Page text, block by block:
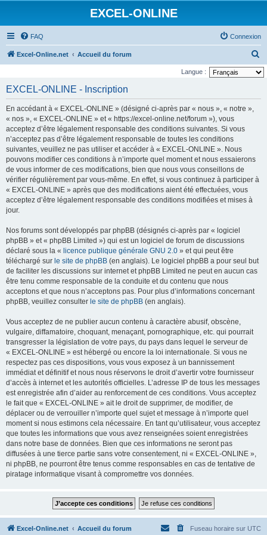
EXCEL-ONLINE
FAQ Connexion
Excel-Online.net Accueil du forum
e
Langue :
EXCEL-ONLINE - Inscription
En accédant à « EXCEL-ONLINE » (désigné ci-après par « nous », « notre »,
« nos », « EXCEL-ONLINE » et « https://excel-online.net/forum »), vous
acceptez d’être légalement responsable des conditions suivantes. Si vous
n’acceptez pas d’être légalement responsable de toutes les conditions
suivantes, veuillez ne pas utiliser et accéder à « EXCEL-ONLINE ». Nous
pouvons modifier ces conditions à n’importe quel moment et nous essaierons
de vous informer de ces modifications, bien que nous vous conseillons de
vérifier régulièrement par vous-même. En effet, si vous continuez à participer à
« EXCEL-ONLINE » après que des modifications aient été effectuées, vous
acceptez d’être légalement responsable des conditions modifiées et mises à
jour.
Nos forums sont développés par phpBB (désignés ci-après par « logiciel
phpBB » et « phpBB Limited ») qui est un logiciel de forum de discussions
déclaré sous la « licence publique générale GNU 2.0 » et qui peut être
téléchargé sur le site de phpBB (en anglais). Le logiciel phpBB a pour seul but
de faciliter les discussions sur internet et phpBB Limited ne peut en aucun cas
être tenu comme responsable de la conduite et du contenu que nous
acceptons et que nous n’acceptons pas. Pour plus d’informations concernant
phpBB, veuillez consulter le site de phpBB (en anglais).
Vous acceptez de ne publier aucun contenu à caractère abusif, obscène,
vulgaire, diffamatoire, choquant, menaçant, pornographique, etc. qui pourrait
transgresser la législation de votre pays, du pays dans lequel le serveur de
« EXCEL-ONLINE » est hébergé ou encore la loi internationale. Si vous ne
respectez pas ces dispositions, vous vous exposez à un bannissement
immédiat et définitif et nous nous réservons le droit d’avertir votre fournisseur
d’accès à internet et les autorités officielles. L’adresse IP de tous les messages
est enregistrée afin d’aider au renforcement de ces conditions. Vous acceptez
le fait que « EXCEL-ONLINE » ait le droit de supprimer, de modifier, de
déplacer ou de verrouiller n’importe quel sujet et message à n’importe quel
moment si nous estimons cela nécessaire. En tant qu’utilisateur, vous acceptez
que toutes les informations que vous avez renseignées soient enregistrées
dans notre base de données. Bien que ces informations ne seront pas
diffusées à une tierce partie sans votre consentement, ni « EXCEL-ONLINE »,
ni phpBB, ne pourront être tenus comme responsables en cas de tentative de
piratage informatique visant à compromettre vos données.
Excel-Online.net Accueil du forum Fuseau horaire sur UTC